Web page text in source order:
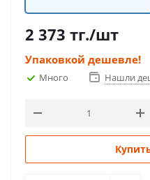
2 373 тг./шт
Упаковкой дешевле!
Много Нашли